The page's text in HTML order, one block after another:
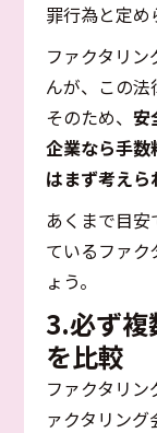
罪行為と定め
ファクタリ
んが、この法
そのため、安
企業なら手数
はまず考えら
あくまで目
ているファ
ょう。
3.必ず複
を比較
ファクタリ
ァクタリン